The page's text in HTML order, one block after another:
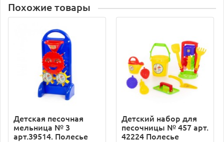
Похожие товары
Детская песочная
мельница № 3
арт.39514. Полесье
Детский набор для
песочницы № 457 арт.
42224 Полесье